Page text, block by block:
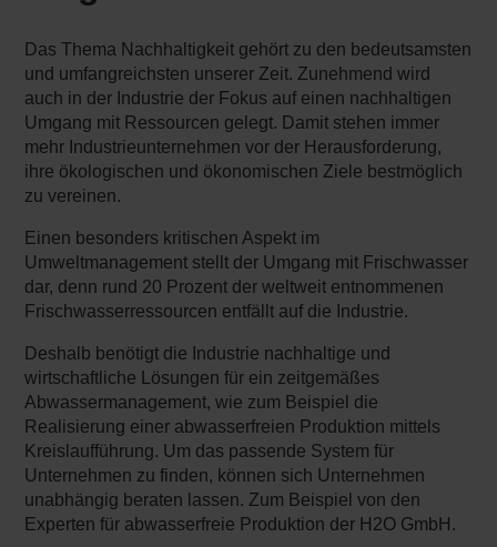
Das Thema Nachhaltigkeit gehört zu den bedeutsamsten
und umfangreichsten unserer Zeit. Zunehmend wird
auch in der Industrie der Fokus auf einen nachhaltigen
Umgang mit Ressourcen gelegt. Damit stehen immer
mehr Industrieunternehmen vor der Herausforderung,
ihre ökologischen und ökonomischen Ziele bestmöglich
zu vereinen.
Einen besonders kritischen Aspekt im
Umweltmanagement stellt der Umgang mit Frischwasser
dar, denn rund 20 Prozent der weltweit entnommenen
Frischwasserressourcen entfällt auf die Industrie.
Deshalb benötigt die Industrie nachhaltige und
wirtschaftliche Lösungen für ein zeitgemäßes
Abwassermanagement, wie zum Beispiel die
Realisierung einer abwasserfreien Produktion mittels
Kreislaufführung. Um das passende System für
Unternehmen zu finden, können sich Unternehmen
unabhängig beraten lassen. Zum Beispiel von den
Experten für abwasserfreie Produktion der H2O GmbH.